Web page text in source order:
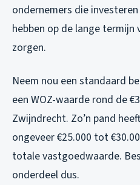
ondernemers die
hebben op de lange termijn
zorgen.
Neem nou een standaard
een WOZ-waarde rond de
Zwijndrecht. Zo’n pand
ongeveer €25.000 tot
totale vastgoedwaarde.
onderdeel dus.